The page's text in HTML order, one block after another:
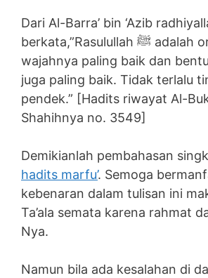
Dari Al-Barra’ bin ‘Azib
berkata,”Rasulullah ﷺ adalah orang yang
wajahnya paling baik dan
juga paling baik. Tidak terlalu
pendek.” [Hadits riwayat Al-
Shahihnya no. 3549]
Demikianlah pembahasan
hadits marfu’. Semoga
kebenaran dalam tulisan ini
Ta’ala semata karena rahmat
Nya.
Namun bila ada kesalahan di